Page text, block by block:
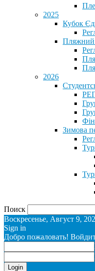
2025
Кубок
Пляжний
2026
⁨Зимова
Поиск
Воскресенье, Август 9,
Sign in
Добро пожаловать!